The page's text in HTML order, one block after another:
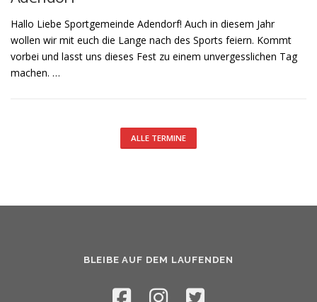
Hallo Liebe Sportgemeinde Adendorf! Auch in diesem Jahr
wollen wir mit euch die Lange nach des Sports feiern. Kommt
vorbei und lasst uns dieses Fest zu einem unvergesslichen Tag
machen. …
ALLE TERMINE
BLEIBE AUF DEM LAUFENDEN